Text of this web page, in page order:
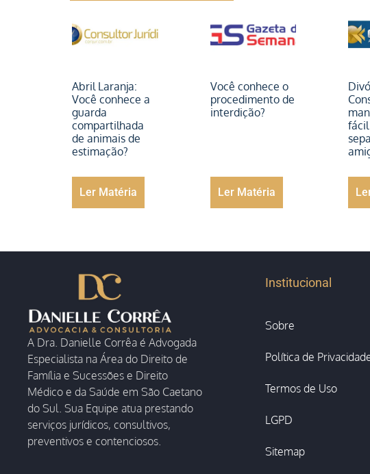
Abril Laranja:
Você conhece a
guarda
compartilhada
de animais de
estimação?
Ler Matéria
Você conhece o
procedimento de
interdição?
Ler Matéria
A Dra. Danielle Corrêa é Advogada
Especialista na Área do Direito de
Família e Sucessões e Direito
Médico e da Saúde em São Caetano
do Sul. Sua Equipe atua prestando
serviços jurídicos, consultivos,
preventivos e contenciosos.
Institucional
Sobre
Política de
Termos de Uso
LGPD
Sitemap